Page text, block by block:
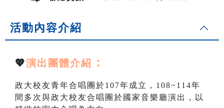
活動內容介紹
💖演出團體介紹 ：
政大校友青年合唱團於107年成立，108~114年
間多次與政大校友合唱團於國家音樂廳演出，以